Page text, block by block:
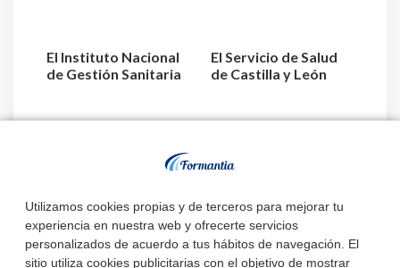
Utilizamos cookies propias y de terceros para mejorar tu
experiencia en nuestra web y ofrecerte servicios
personalizados de acuerdo a tus hábitos de navegación. El
sitio utiliza cookies publicitarias con el objetivo de mostrar
El Instituto Nacional
de Gestión Sanitaria
El Servicio de Salud
de Castilla y León
Técnico Superior L...